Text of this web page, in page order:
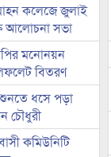
কলেজে জুলাই
আলোচনা সভা
মনোনয়ন
বিতরণ
শুনতে ধসে পড়া
চৌধুরী
কমিউনিটি